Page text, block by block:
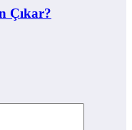
Çıkar?